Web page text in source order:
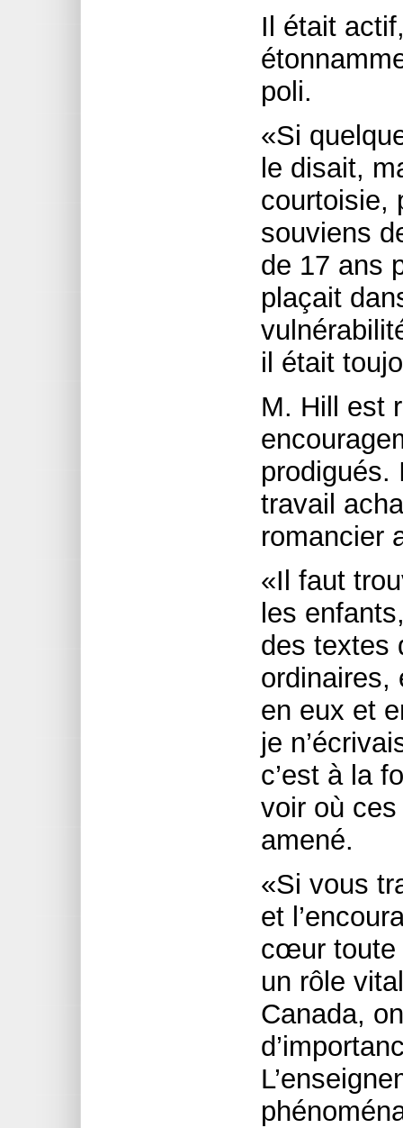
Il était
poli.
«Si
le disait,
courtoisie,
souviens
de 17 ans
plaçait
il était
M. Hill est
prodigués.
travail
romancier
«Il faut
les
des textes
ordinaires,
en eux et
je
c’est à la
voir où ces
amené.
«Si vous
et
cœur toute
un rôle
Canada,